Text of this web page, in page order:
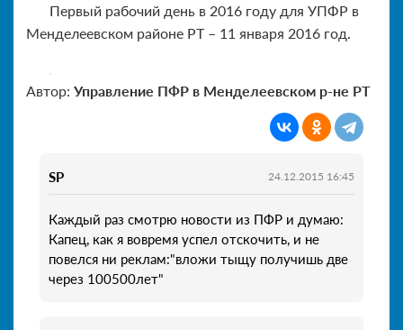
Первый рабочий день в 2016 году для УПФР в
Менделеевском районе РТ – 11 января 2016 год.
Автор: Управление ПФР в Менделеевском р-не РТ
SP 24.12.2015 16:45
Каждый раз смотрю новости из ПФР и думаю:
Капец, как я вовремя успел отскочить, и не
повелся ни реклам:"вложи тыщу получишь две
через 100500лет"